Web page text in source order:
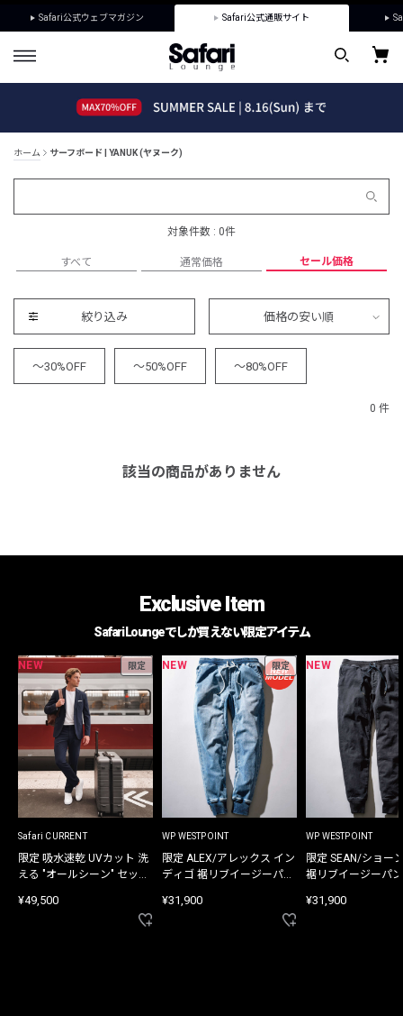
Safari公式ウェブマガジン Safari公式通販サイト
ホーム サーフボード | YANUK (ヤヌーク)
対象件数 : 0件
すべて 通常価格 セール価格
絞り込み 価格の安い順
～30%OFF ～50%OFF ～80%OFF
0 件
該当の商品がありません
Exclusive Item
Safari Loungeでしか買えない限定アイテム
NEW 限定
Safari CURRENT
限定 吸水速乾 UVカット 洗
える "オールシーン" セット
¥49,500
NEW 限定
WP WESTPOINT
限定 ALEX/アレックス イン
ディゴ 裾リブイージーパン
¥31,900
NEW
WP WESTPOINT
限定 SEAN/ショー
裾リブイージーパ
¥31,900